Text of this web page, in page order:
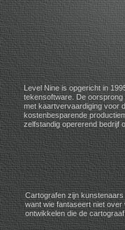
Level Nine is opgericht in
tekensoftware. De oorsprong
met kaartvervaardiging voor
kostenbesparende
zelfstandig opererend bedrijf
Cartografen zijn
want wie fantaseert niet
ontwikkelen die de